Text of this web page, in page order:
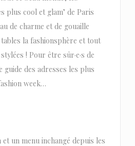
plus cool et glam’ de Paris
de charme et de gouaille
la fashionsphère et tout
! Pour être sûr·e·s de
guide des adresses les plus
week…
un menu inchangé depuis les